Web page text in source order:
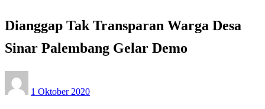
Dianggap Tak Transparan Warga Desa
Sinar Palembang Gelar Demo
on
1 Oktober 2020